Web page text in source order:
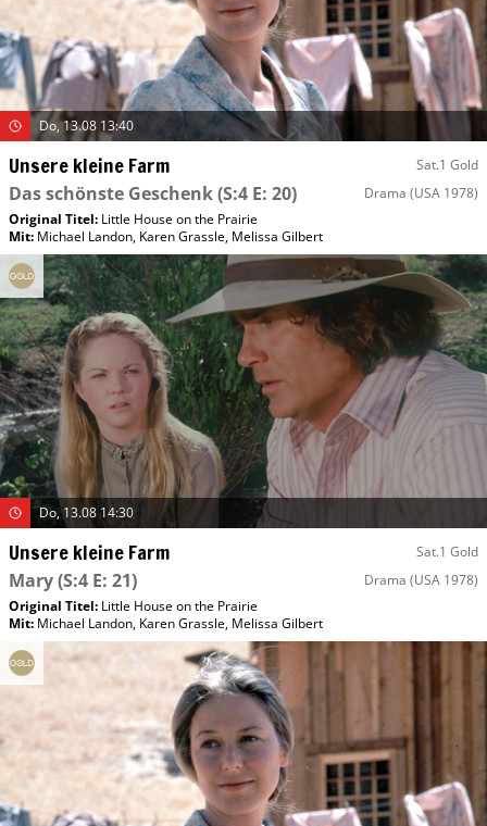
Do, 13.08 13:40
Unsere kleine Farm Sat.1 Gold
Das schönste Geschenk(S:4 E: 20) Drama (USA 1978)
Original Titel: Little House on the Prairie
Mit: Michael Landon, Karen Grassle, Melissa Gilbert
Do, 13.08 14:30
Unsere kleine Farm Sat.1 Gold
Mary(S:4 E: 21) Drama (USA 1978)
Original Titel: Little House on the Prairie
Mit: Michael Landon, Karen Grassle, Melissa Gilbert